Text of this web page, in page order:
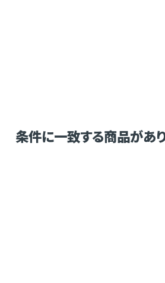
条件に一致する商品があ